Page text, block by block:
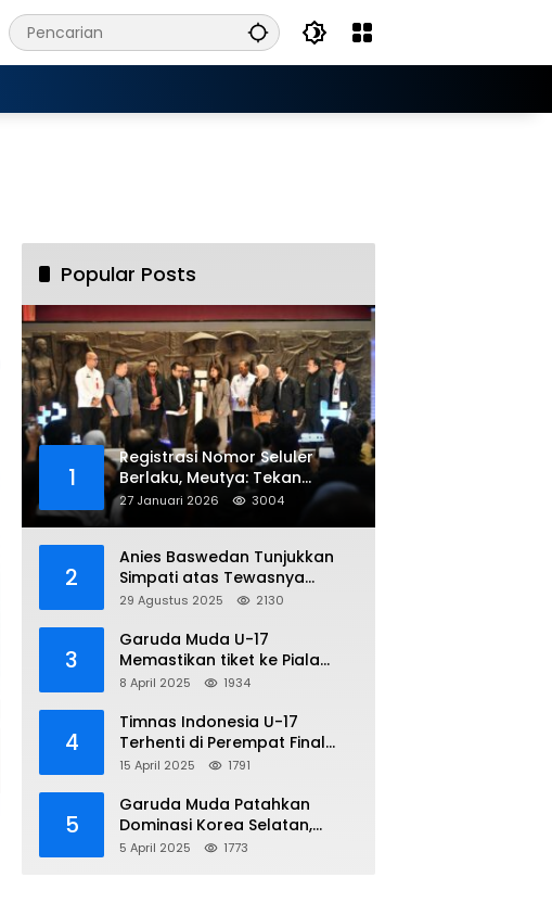
Popular Posts
1
Registrasi Nomor Seluler
Berlaku, Meutya: Tekan
Penipuan Online
27 Januari 2026 3004
2
Anies Baswedan Tunjukkan
Simpati atas Tewasnya
Pengemudi Ojol dalam Aksi
29 Agustus 2025 2130
3
Garuda Muda U-17
Memastikan tiket ke Piala
Dunia Setelah Mencetak
Yaman 4-1 di Piala Asia 2025
8 April 2025 1934
4
Timnas Indonesia U-17
Terhenti di Perempat Final
Piala Asia 2025: Terkecoh
15 April 2025 1791
5
Garuda Muda Patahkan
Dominasi Korea Selatan,
Dalam Laga Pembuka Piala
5 April 2025 1773